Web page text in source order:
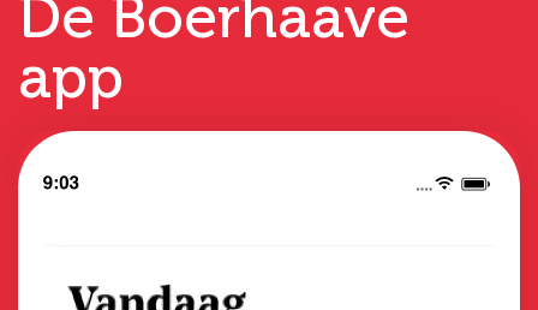
De Boerhaave
app